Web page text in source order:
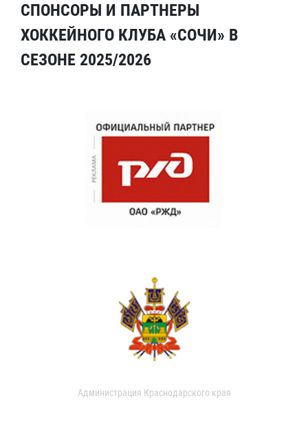
СПОНСОРЫ И ПАРТНЕРЫ
ХОККЕЙНОГО КЛУБА «СОЧИ» В
СЕЗОНЕ 2025/2026
Администрация Краснодарского края